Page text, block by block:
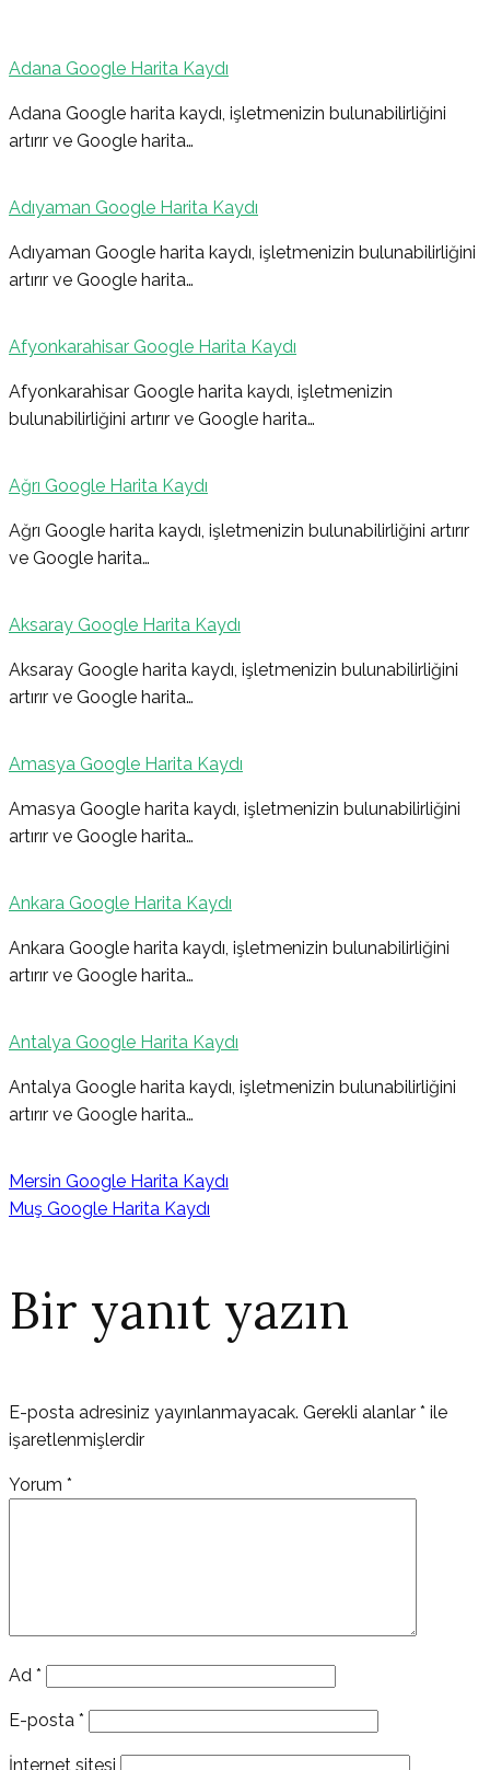
Adana Google Harita Kaydı
Adana Google harita kaydı, işletmenizin bulunabilirliğini
artırır ve Google harita…
Adıyaman Google Harita Kaydı
Adıyaman Google harita kaydı, işletmenizin bulunabilirliğini
artırır ve Google harita…
Afyonkarahisar Google Harita Kaydı
Afyonkarahisar Google harita kaydı, işletmenizin
bulunabilirliğini artırır ve Google harita…
Ağrı Google Harita Kaydı
Ağrı Google harita kaydı, işletmenizin bulunabilirliğini artırır
ve Google harita…
Aksaray Google Harita Kaydı
Aksaray Google harita kaydı, işletmenizin bulunabilirliğini
artırır ve Google harita…
Amasya Google Harita Kaydı
Amasya Google harita kaydı, işletmenizin bulunabilirliğini
artırır ve Google harita…
Ankara Google Harita Kaydı
Ankara Google harita kaydı, işletmenizin bulunabilirliğini
artırır ve Google harita…
Antalya Google Harita Kaydı
Antalya Google harita kaydı, işletmenizin bulunabilirliğini
artırır ve Google harita…
Yazı
gezinmesi
Mersin Google Harita Kaydı
Muş Google Harita Kaydı
Bir yanıt yazın
E-posta adresiniz yayınlanmayacak. Gerekli alanlar * ile
işaretlenmişlerdir
Yorum *
Ad *
E-posta *
İnternet sitesi